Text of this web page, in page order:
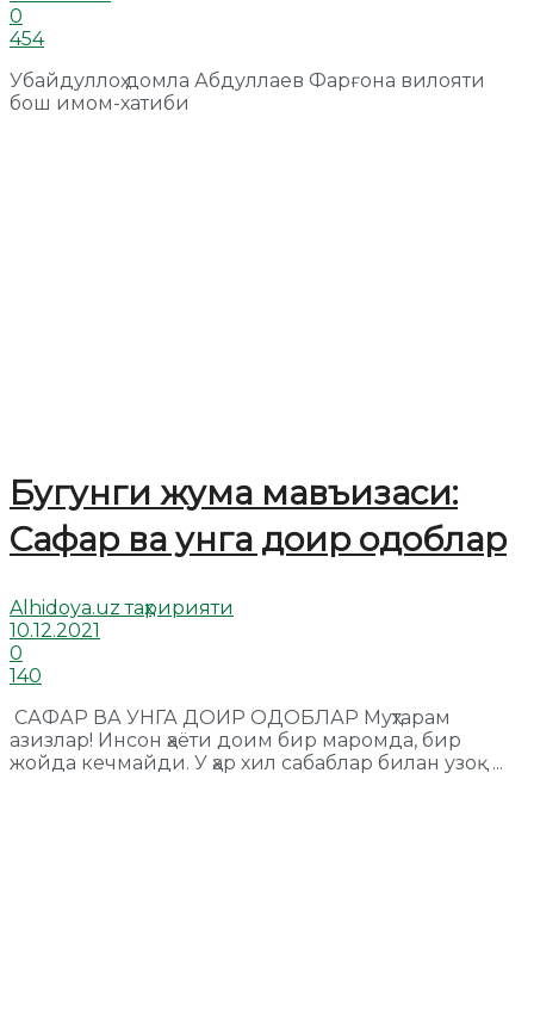
0
454
Убайдуллоҳ домла Абдуллаев Фарғона вилояти
бош имом-хатиби
Бугунги жума мавъизаси:
Cафар ва унга доир одоблар
Alhidoya.uz таҳририяти
10.12.2021
0
140
САФАР ВА УНГА ДОИР ОДОБЛАР Муҳтарам
азизлар! Инсон ҳаёти доим бир маромда, бир
жойда кечмайди. У ҳар хил сабаблар билан узоқ ...